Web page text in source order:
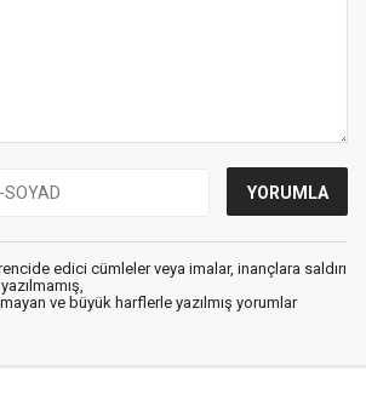
edici cümleler veya imalar, inançlara saldırı
ve büyük harflerle yazılmış yorumlar